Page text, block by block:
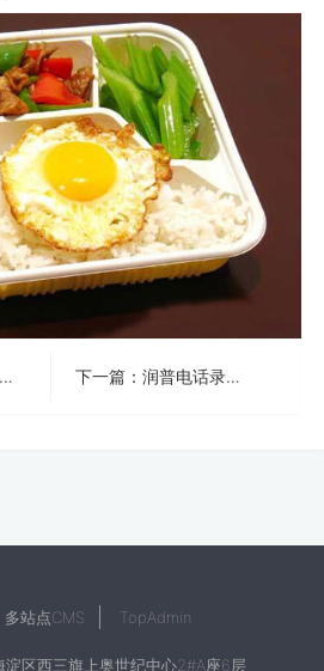
下一篇：润普电话录音系统成公安机关执法新利器
多站点CMS TopAdmin
淀区西三旗上奥世纪中心2#A座6层